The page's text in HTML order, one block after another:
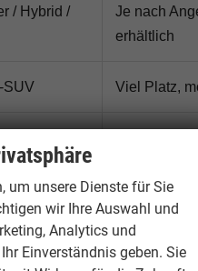
/ Hybrid /
Je nach
erhältlich
SUV Viel Platz,
/ Elektro-
um unsere Dienste für Sie
wir Ihre Auswahl und
Analytics und
Einverständnis geben. Sie